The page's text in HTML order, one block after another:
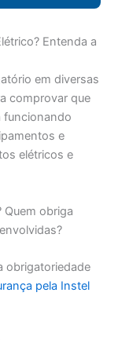
Entenda a
em diversas
comprovar que
funcionando
e
elétricos e
Quem obriga
obrigatoriedade
pela Instel